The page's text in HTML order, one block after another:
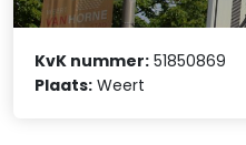
KvK nummer: 51850869
Plaats: Weert